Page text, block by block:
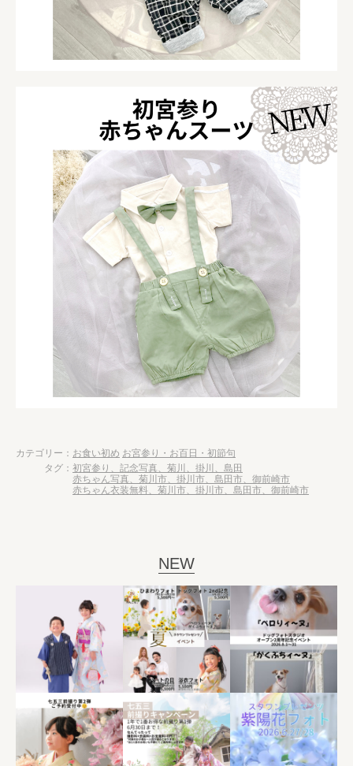
カテゴリー： お食い初め お宮参り・お百日・初節句
タグ： 初宮参り、記念写真、菊川、掛川、島田
赤ちゃん写真、菊川市、掛川市、島田市、御前崎市
赤ちゃん衣装無料、菊川市、掛川市、島田市、御前崎市
NEW